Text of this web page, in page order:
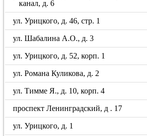
канал, д. 6
ул. Урицкого, д. 46, стр. 1
ул. Шабалина А.О., д. 3
ул. Урицкого, д. 52, корп. 1
ул. Романа Куликова, д. 2
ул. Тимме Я., д. 10, корп. 4
проспект Ленинградский, д . 17
ул. Урицкого, д. 1